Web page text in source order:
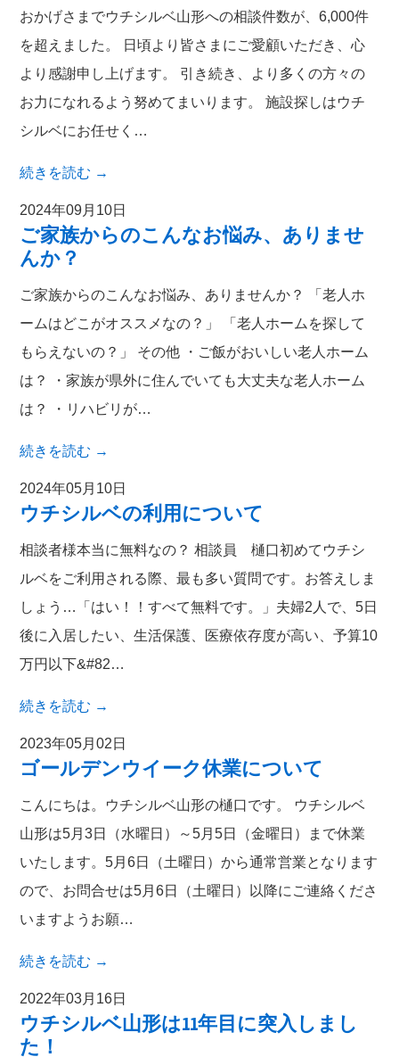
おかげさまでウチシルベ山形への相談件数が、6,000件
を超えました。 日頃より皆さまにご愛顧いただき、心
より感謝申し上げます。 引き続き、より多くの方々の
お力になれるよう努めてまいります。 施設探しはウチ
シルベにお任せく…
続きを読む →
2024年09月10日
ご家族からのこんなお悩み、ありませ
んか？
ご家族からのこんなお悩み、ありませんか？ 「老人ホ
ームはどこがオススメなの？」 「老人ホームを探して
もらえないの？」 その他 ・ご飯がおいしい老人ホーム
は？ ・家族が県外に住んでいても大丈夫な老人ホーム
は？ ・リハビリが…
続きを読む →
2024年05月10日
ウチシルベの利用について
相談者様本当に無料なの？ 相談員 樋口初めてウチシ
ルベをご利用される際、最も多い質問です。お答えしま
しょう…「はい！！すべて無料です。」夫婦2人で、5日
後に入居したい、生活保護、医療依存度が高い、予算10
万円以下&#82…
続きを読む →
2023年05月02日
ゴールデンウイーク休業について
こんにちは。ウチシルベ山形の樋口です。 ウチシルベ
山形は5月3日（水曜日）～5月5日（金曜日）まで休業
いたします。5月6日（土曜日）から通常営業となります
ので、お問合せは5月6日（土曜日）以降にご連絡くださ
いますようお願…
続きを読む →
2022年03月16日
ウチシルベ山形は11年目に突入しまし
た！